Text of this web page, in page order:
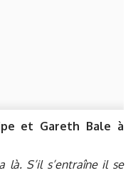
et Gareth Bale à
là. S’il s’entraîne il se